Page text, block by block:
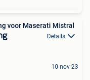
voor Maserati Mistral
Details
10 nov 23